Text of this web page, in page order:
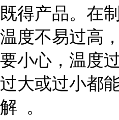
既得产品。在
温度不易过高
要小心，温度
过大或过小都
解 。